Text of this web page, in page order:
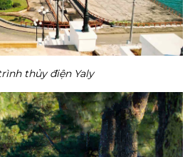
thủy điện Yaly